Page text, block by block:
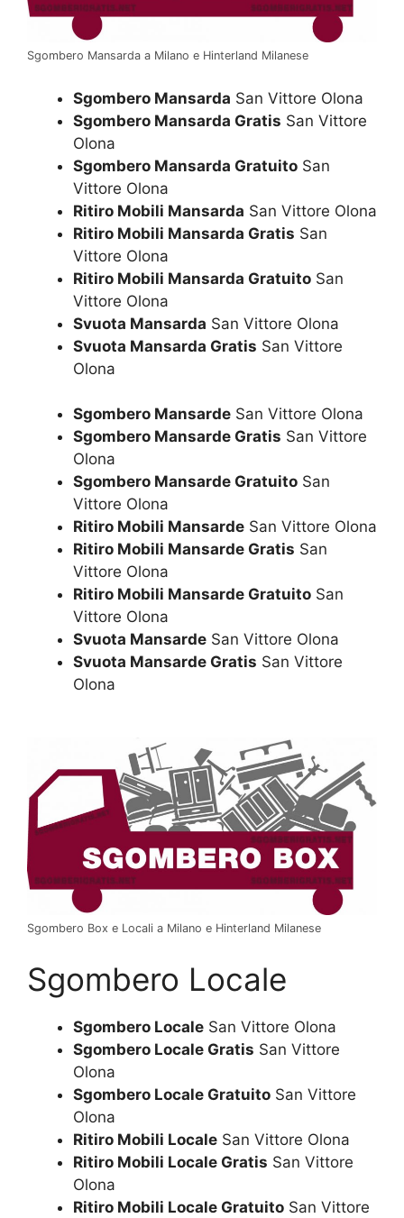
Sgombero Mansarda a Milano e Hinterland Milanese
Sgombero Mansarda San Vittore Olona
Sgombero Mansarda Gratis San Vittore
Olona
Sgombero Mansarda Gratuito San
Vittore Olona
Ritiro Mobili Mansarda San Vittore Olona
Ritiro Mobili Mansarda Gratis San
Vittore Olona
Ritiro Mobili Mansarda Gratuito San
Vittore Olona
Svuota Mansarda San Vittore Olona
Svuota Mansarda Gratis San Vittore
Olona
Sgombero Mansarde San Vittore Olona
Sgombero Mansarde Gratis San Vittore
Olona
Sgombero Mansarde Gratuito San
Vittore Olona
Ritiro Mobili Mansarde San Vittore Olona
Ritiro Mobili Mansarde Gratis San
Vittore Olona
Ritiro Mobili Mansarde Gratuito San
Vittore Olona
Svuota Mansarde San Vittore Olona
Svuota Mansarde Gratis San Vittore
Olona
Sgombero Box e Locali a Milano e Hinterland Milanese
Sgombero Locale
Sgombero Locale San Vittore Olona
Sgombero Locale Gratis San Vittore
Olona
Sgombero Locale Gratuito San Vittore
Olona
Ritiro Mobili Locale San Vittore Olona
Ritiro Mobili Locale Gratis San Vittore
Olona
Ritiro Mobili Locale Gratuito San Vittore